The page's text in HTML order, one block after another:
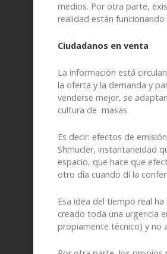
medios. Por otra parte,
realidad están
Ciudadanos en venta
La información está
la oferta y la demanda y
venderse mejor, se
cultura de masas.
Es decir: efectos de
Shmucler, instantaneidad
espacio, que hace que
otro día cuando dí la
Esa idea del tiempo real
creado toda una urgencia
propiamente técnico) y no